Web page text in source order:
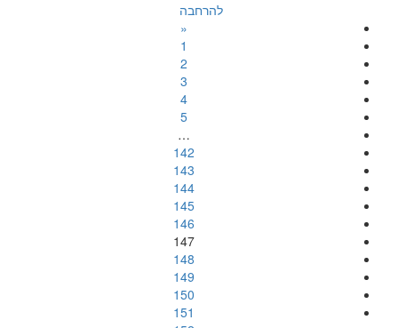
להרחבה
«
1
2
3
4
5
…
142
143
144
145
146
147
148
149
150
151